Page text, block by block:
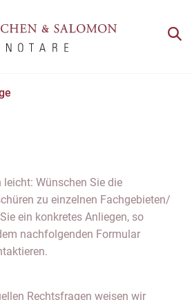
Wünschen Sie die
zu einzelnen Fachgebieten/
ein konkretes Anliegen, so
nachfolgenden Formular
Rechtsfragen weisen wir